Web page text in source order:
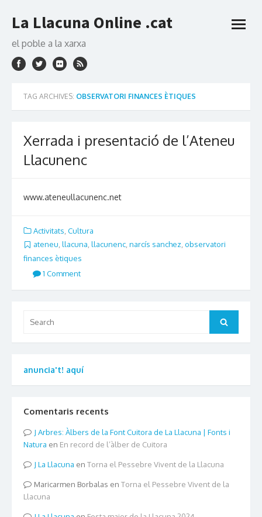
to
La Llacuna Online .cat
el poble a la xarxa
open
TAG ARCHIVES: OBSERVATORI FINANCES ÈTIQUES
Xerrada i presentació de l’Ateneu
Llacunenc
www.ateneullacunenc.net
Activitats Cultura
ateneu, llacuna, llacunenc, narcís sanchez, observatori
finances ètiques
1 Comment
for:
Search
anuncia't! aquí
Comentaris recents
Arbres: Àlbers de la Font Cuitora de La Llacuna | Fonts i
Natura en En record de l’àlber de Cuitora
La Llacuna en Torna el Pessebre Vivent de la Llacuna
Maricarmen Borbalas en Torna el Pessebre Vivent de la
Llacuna